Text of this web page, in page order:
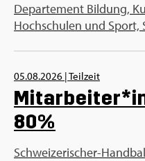
Departement Bildung,
Hochschulen und Sport,
05.08.2026 |Teilzeit
80%
Schweizerischer-